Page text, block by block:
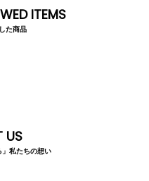
本製
ITEMS
た商品
US
」私たちの想い